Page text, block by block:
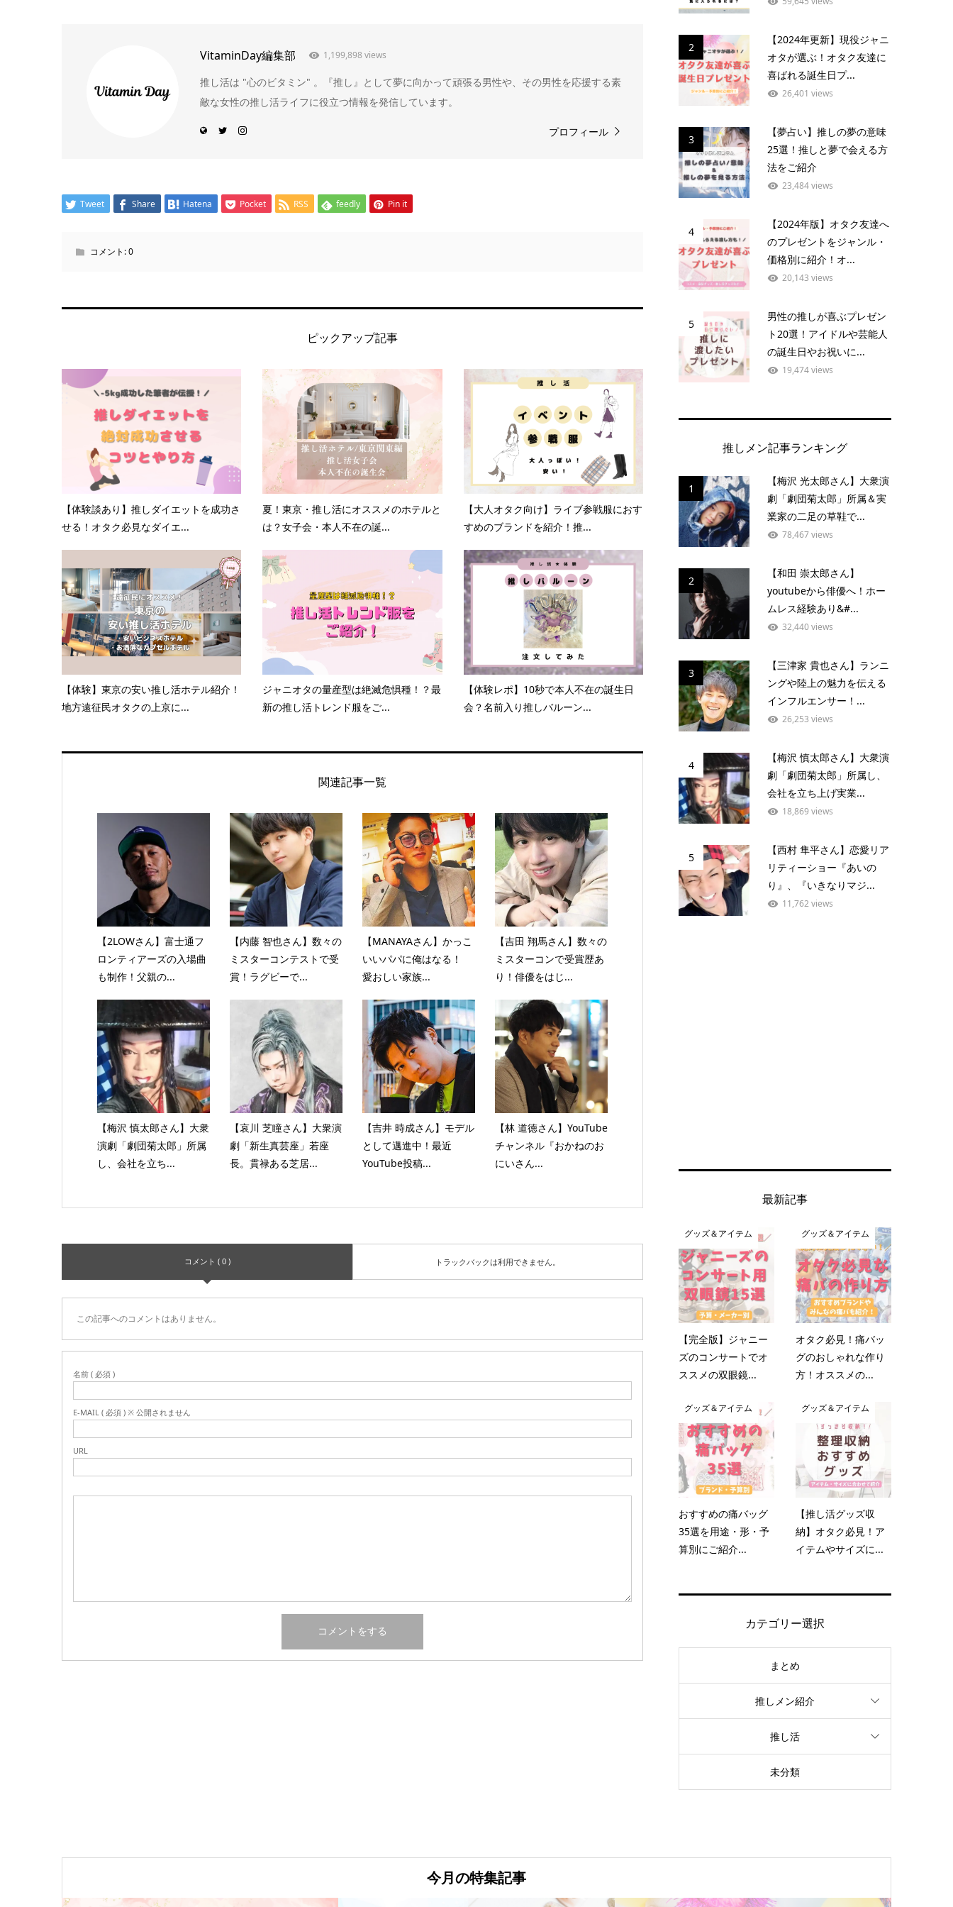
VitaminDay編集部 1,199,898 views
推し活は "心のビタミン" 。『推し』として夢に向かって頑張る男性や、その男性を応援する素
敵な女性の推し活ライフに役立つ情報を発信しています。
プロフィール
Tweet Share Hatena Pocket RSS feedly Pin it
コメント:0
ピックアップ記事
【体験談あり】推しダイエットを成功さ
せる！オタク必見なダイエ...
夏！東京・推し活にオススメのホテルと
は？女子会・本人不在の誕...
【大人オタク向け】ライブ参戦服におす
すめのブランドを紹介！推...
【体験】東京の安い推し活ホテル紹介！
地方遠征民オタクの上京に...
ジャニオタの量産型は絶滅危惧種！？最
新の推し活トレンド服をご...
【体験レポ】10秒で本人不在の誕生日
会？名前入り推しバルーン...
関連記事一覧
【2LOWさん】富士通フ
ロンティアーズの入場曲
も制作！父親の...
【内藤 智也さん】数々の
ミスターコンテストで受
賞！ラグビーで...
【MANAYAさん】かっこ
いいパパに俺はなる！
愛おしい家族...
【吉田 翔馬さん】数々の
ミスターコンで受賞歴あ
り！俳優をはじ...
【梅沢 慎太郎さん】大衆
演劇「劇団菊太郎」所属
し、会社を立ち...
【哀川 芝瞳さん】大衆演
劇「新生真芸座」若座
長。貫禄ある芝居...
【吉井 時成さん】モデル
として邁進中！最近
YouTube投稿...
【林 道徳さん】YouTube
チャンネル『おかねのお
にいさん...
コメント ( 0 ) トラックバックは利用できません。
この記事へのコメントはありません。
名前 ( 必須 )
E-MAIL ( 必須 ) ※ 公開されません
URL
2
【2024年更新】現役ジャニ
オタが選ぶ！オタク友達に
喜ばれる誕生日プ...
26,401 views
3
【夢占い】推しの夢の意味
25選！推しと夢で会える方
法をご紹介
23,484 views
4
【2024年版】オタク友達へ
のプレゼントをジャンル・
価格別に紹介！オ...
20,143 views
5
男性の推しが喜ぶプレゼン
ト20選！アイドルや芸能人
の誕生日やお祝いに...
19,474 views
推しメン記事ランキング
1
【梅沢 光太郎さん】大衆演
劇「劇団菊太郎」所属＆実
業家の二足の草鞋で...
78,467 views
2
【和田 崇太郎さん】
youtubeから俳優へ！ホー
ムレス経験あり&#...
32,440 views
3
【三津家 貴也さん】ランニ
ングや陸上の魅力を伝える
インフルエンサー！...
26,253 views
4
【梅沢 慎太郎さん】大衆演
劇「劇団菊太郎」所属し、
会社を立ち上げ実業...
18,869 views
5
【西村 隼平さん】恋愛リア
リティーショー『あいの
り』、『いきなりマジ...
11,762 views
最新記事
グッズ＆アイテム
【完全版】ジャニー
ズのコンサートでオ
ススメの双眼鏡...
グッズ＆アイテム
オタク必見！痛バッ
グのおしゃれな作り
方！オススメの...
グッズ＆アイテム
おすすめの痛バッグ
35選を用途・形・予
算別にご紹介...
グッズ＆アイテム
【推し活グッズ収
納】オタク必見！ア
イテムやサイズに...
カテゴリー選択
まとめ
推しメン紹介
推し活
未分類
今月の特集記事